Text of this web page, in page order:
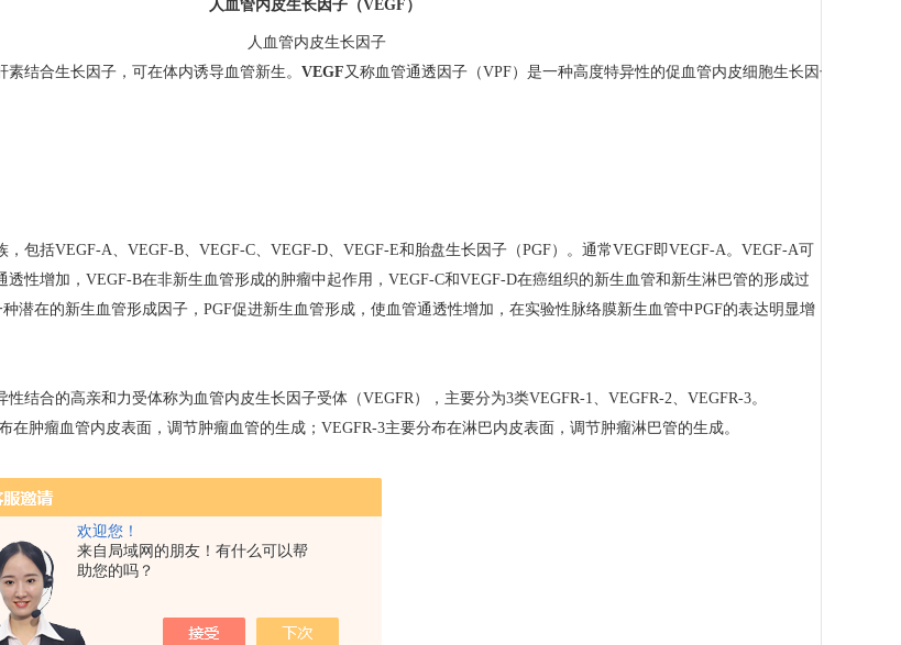
欢迎您！
来自局域网的朋友！有什么可以帮
助您的吗？
人血管内皮生长因子（VEGF）
人血管内皮生长因子
结合生长因子，可在体内诱导血管新生。 VEGF 又称血管通透因子（VPF）是一种高度特异性的促血管内皮细胞生长因子，具有
，包括VEGF-A、VEGF-B、VEGF-C、VEGF-D、VEGF-E和胎盘生长因子（PGF）。通常VEGF即VEGF-A。VEGF-A可
透性增加，VEGF-B在非新生血管形成的肿瘤中起作用，VEGF-C和VEGF-D在癌组织的新生血管和新生淋巴管的形成过
潜在的新生血管形成因子，PGF促进新生血管形成，使血管通透性增加，在实验性脉络膜新生血管中PGF的表达明显增
结合的高亲和力受体称为血管内皮生长因子受体（VEGFR），主要分为3类VEGFR-1、VEGFR-2、VEGFR-3。
在肿瘤血管内皮表面，调节肿瘤血管的生成；VEGFR-3主要分布在淋巴内皮表面，调节肿瘤淋巴管的生成。
预后差。
生血管形成及肿瘤生长和转移起重要作用。